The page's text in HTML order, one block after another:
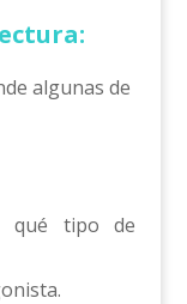
algunas de
qué tipo de